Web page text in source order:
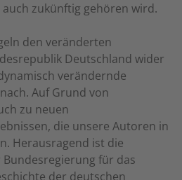
zukünftig gehören wird.
den veränderten
Deutschland wider
verändernde
Auf Grund von
zu neuen
die unsere Autoren in
Herausragend ist die
für das
der deutschen